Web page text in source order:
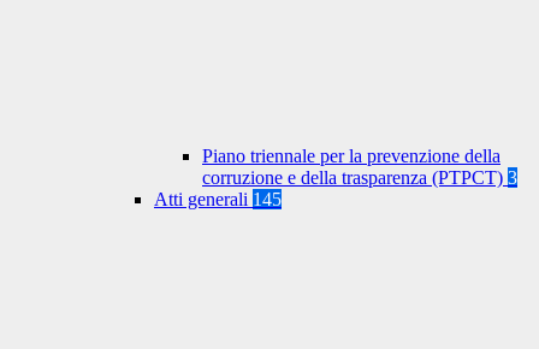
Piano triennale per la prevenzione della
corruzione e della trasparenza (PTPCT) 3
Atti generali 145